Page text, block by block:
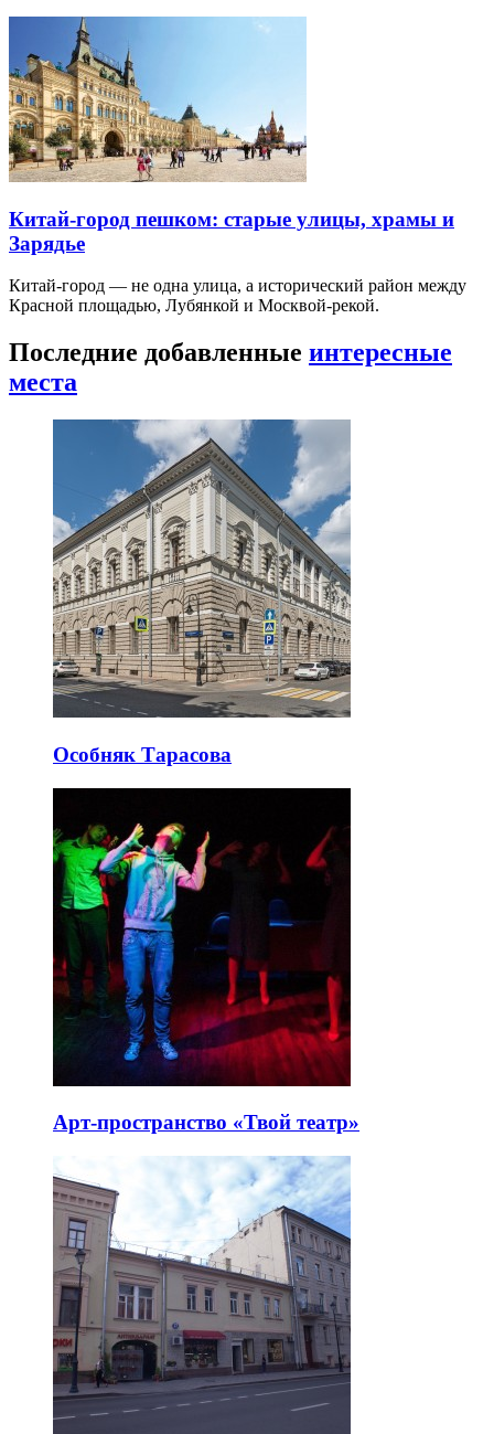
Китай-город пешком: старые улицы, храмы и
Зарядье
Китай-город — не одна улица, а исторический район между
Красной площадью, Лубянкой и Москвой-рекой.
Последние добавленные интересные
места
Особняк Тарасова
Арт-пространство «Твой театр»